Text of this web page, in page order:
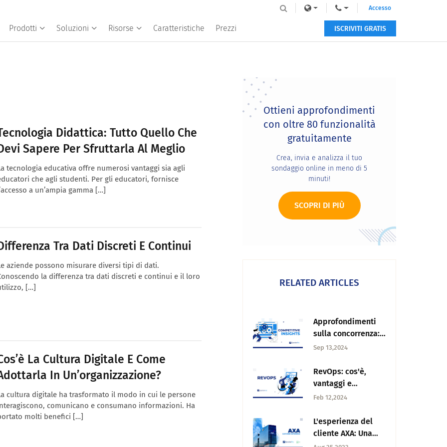
Prodotti Soluzioni Risorse Caratteristiche Prezzi
Accesso
ISCRIVITI GRATIS
Didattica: Tutto Quello Che
Sapere Per Sfruttarla Al Meglio
tecnologia educativa offre numerosi vantaggi sia agli
che agli studenti. Per gli educatori, fornisce
a un’ampia gamma […]
Tra Dati Discreti E Continui
aziende possono misurare diversi tipi di dati.
la differenza tra dati discreti e continui e il loro
[…]
La Cultura Digitale E Come
In Un’organizzazione?
cultura digitale ha trasformato il modo in cui le persone
comunicano e consumano informazioni. Ha
molti benefici […]
Primary
Sidebar
Ottieni approfondimenti
con oltre 80 funzionalità
gratuitamente
Crea, invia e analizza il tuo
sondaggio online in meno di 5
minuti!
SCOPRI DI PIÙ
RELATED ARTICLES
Approfondimenti
sulla concorrenza:
importanza, come
Sep 13,2024
RevOps: cos'è,
vantaggi e
strategie per la
Feb 12,2024
L'esperienza del
cliente AXA: Una